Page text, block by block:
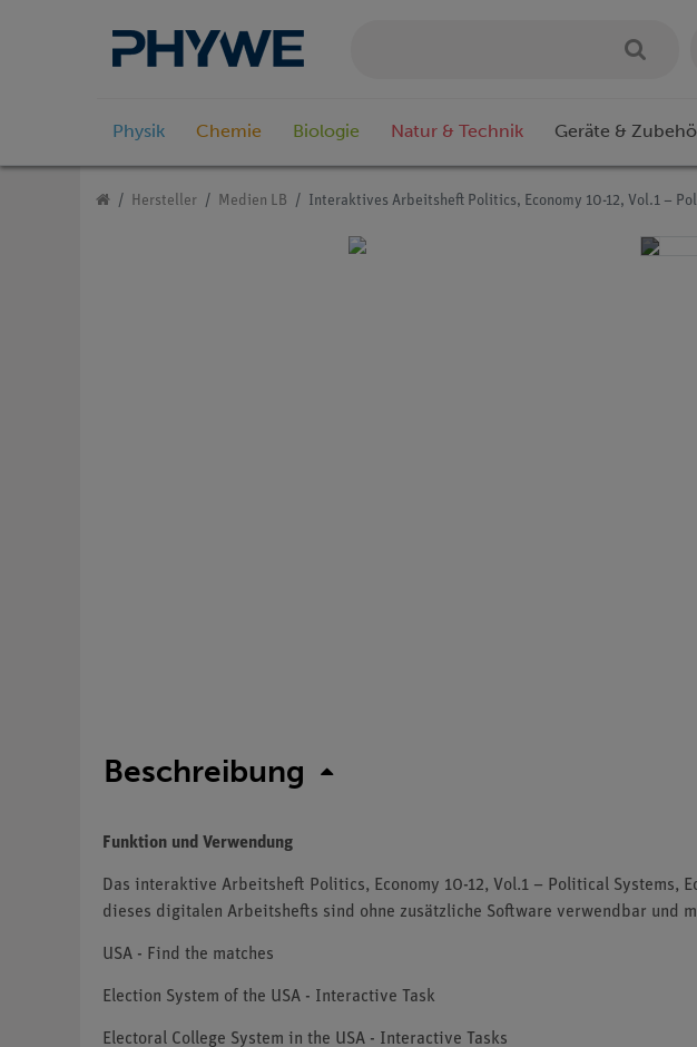
Physik Chemie Biologie Natur & Technik Geräte &
Hersteller Medien LB Interaktives Arbeitsheft Politics, Economy 10-12, Vol.1 –
Beschreibung
Funktion und Verwendung
Das interaktive Arbeitsheft Politics, Economy 10-12, Vol.1 – Political
dieses digitalen Arbeitshefts sind ohne zusätzliche Software verwendbar und
USA - Find the matches
Election System of the USA - Interactive Task
Electoral College System in the USA - Interactive Tasks